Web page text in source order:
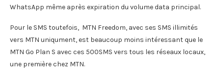
WhatsApp même après expiration du volume data principal.
Pour le SMS toutefois, MTN Freedom, avec ses SMS illimités
vers MTN uniqument, est beaucoup moins intéressant que le
MTN Go Plan S avec ces 500SMS vers tous les réseaux locaux,
une première chez MTN.